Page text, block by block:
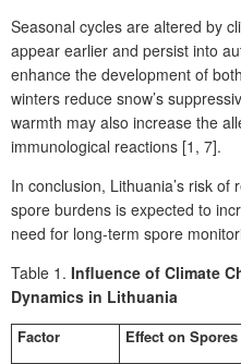
Seasonal cycles are altered by
appear earlier and persist into
enhance the development of
winters reduce snow’s
warmth may also increase the
immunological reactions [1, 7].
In conclusion, Lithuania’s risk
spore burdens is expected to
need for long-term spore
Table 1. Influence of Climate
Dynamics in Lithuania
Factor Effect on Spores